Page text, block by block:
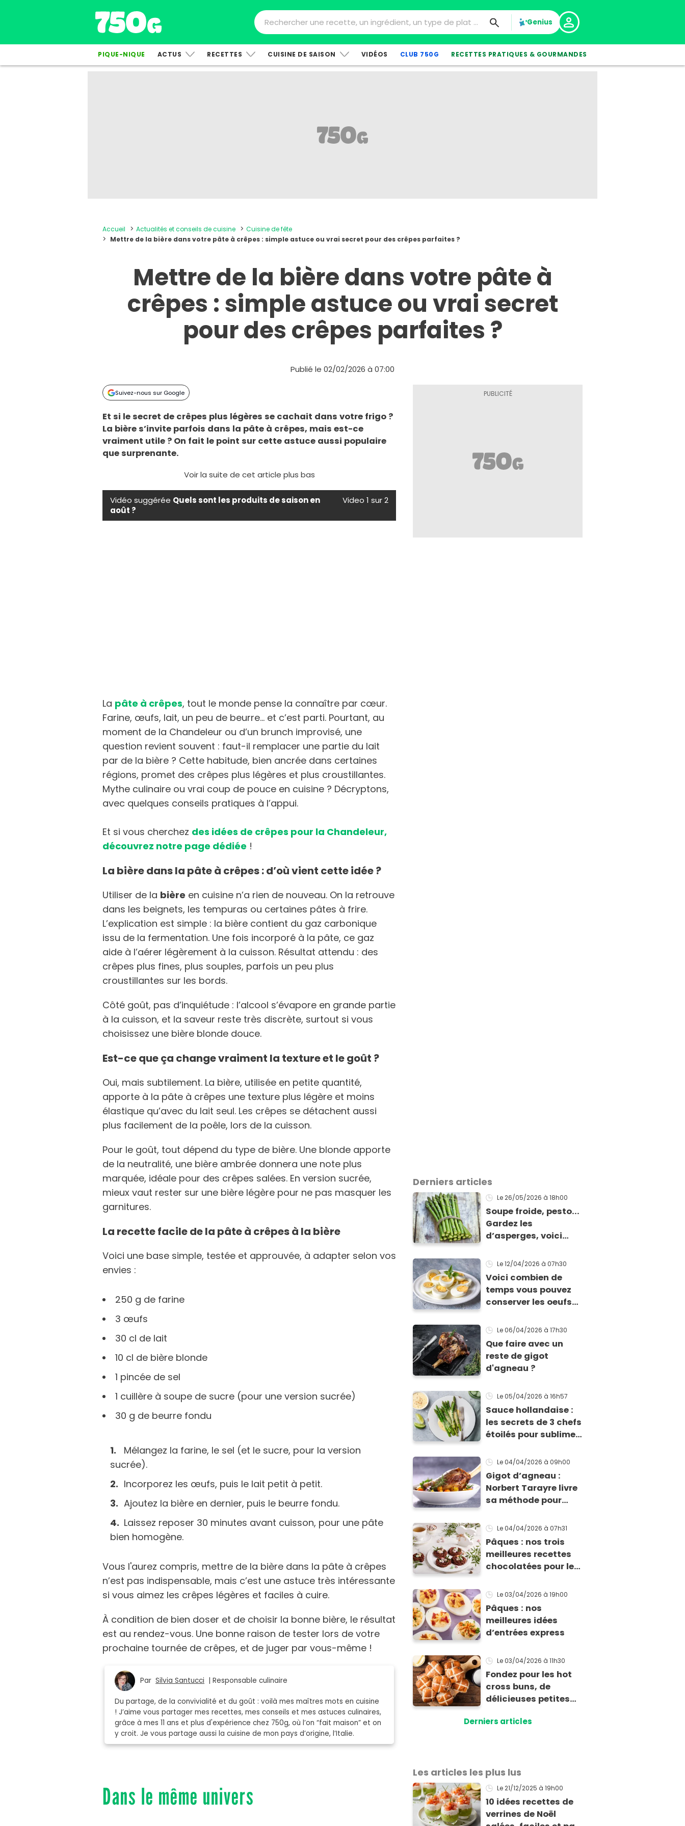
Genius
PIQUE-NIQUE ACTUS RECETTES CUISINE DE SAISON VIDÉOS CLUB 750G RECETTES PRATIQUES & GOURMANDES
Accueil Actualités et conseils de cuisine
Cuisine de fête
Mettre de la bière dans votre pâte à crêpes : simple astuce ou vrai secret pour des crêpes parfaites ?
Mettre de la bière dans votre pâte à
crêpes : simple astuce ou vrai secret
pour des crêpes parfaites ?
Publié le 02/02/2026 à 07:00
Suivez-nous sur Google
Et si le secret de crêpes plus légères se cachait dans votre frigo ?
La bière s’invite parfois dans la pâte à crêpes, mais est-ce
vraiment utile ? On fait le point sur cette astuce aussi populaire
que surprenante.
Voir la suite de cet article plus bas
Vidéo suggérée Quels sont les produits de saison en
août ?
Video 1 sur 2
La pâte à crêpes, tout le monde pense la connaître par cœur.
Farine, œufs, lait, un peu de beurre… et c’est parti. Pourtant, au
moment de la Chandeleur ou d’un brunch improvisé, une
question revient souvent : faut-il remplacer une partie du lait
par de la bière ? Cette habitude, bien ancrée dans certaines
régions, promet des crêpes plus légères et plus croustillantes.
Mythe culinaire ou vrai coup de pouce en cuisine ? Décryptons,
avec quelques conseils pratiques à l’appui.
Et si vous cherchez des idées de crêpes pour la Chandeleur,
découvrez notre page dédiée !
La bière dans la pâte à crêpes : d’où vient cette idée ?
Utiliser de la bière en cuisine n’a rien de nouveau. On la retrouve
dans les beignets, les tempuras ou certaines pâtes à frire.
L’explication est simple : la bière contient du gaz carbonique
issu de la fermentation. Une fois incorporé à la pâte, ce gaz
aide à l’aérer légèrement à la cuisson. Résultat attendu : des
crêpes plus fines, plus souples, parfois un peu plus
croustillantes sur les bords.
Côté goût, pas d’inquiétude : l’alcool s’évapore en grande partie
à la cuisson, et la saveur reste très discrète, surtout si vous
choisissez une bière blonde douce.
Est-ce que ça change vraiment la texture et le goût ?
Oui, mais subtilement. La bière, utilisée en petite quantité,
apporte à la pâte à crêpes une texture plus légère et moins
élastique qu’avec du lait seul. Les crêpes se détachent aussi
plus facilement de la poêle, lors de la cuisson.
Pour le goût, tout dépend du type de bière. Une blonde apporte
de la neutralité, une bière ambrée donnera une note plus
marquée, idéale pour des crêpes salées. En version sucrée,
mieux vaut rester sur une bière légère pour ne pas masquer les
garnitures.
La recette facile de la pâte à crêpes à la bière
Voici une base simple, testée et approuvée, à adapter selon vos
envies :
250 g de farine
3 œufs
30 cl de lait
10 cl de bière blonde
1 pincée de sel
1 cuillère à soupe de sucre (pour une version sucrée)
30 g de beurre fondu
Mélangez la farine, le sel (et le sucre, pour la version
sucrée).
Incorporez les œufs, puis le lait petit à petit.
Ajoutez la bière en dernier, puis le beurre fondu.
Laissez reposer 30 minutes avant cuisson, pour une pâte
bien homogène.
Vous l'aurez compris, mettre de la bière dans la pâte à crêpes
n’est pas indispensable, mais c’est une astuce très intéressante
si vous aimez les crêpes légères et faciles à cuire.
À condition de bien doser et de choisir la bonne bière, le résultat
est au rendez-vous. Une bonne raison de tester lors de votre
prochaine tournée de crêpes, et de juger par vous-même !
ParSilvia Santucci | Responsable culinaire
Du partage, de la convivialité et du goût : voilà mes maîtres mots en cuisine
! J’aime vous partager mes recettes, mes conseils et mes astuces culinaires,
grâce à mes 11 ans et plus d'expérience chez 750g, où l’on “fait maison” et on
y croit. Je vous partage aussi la cuisine de mon pays d’origine, l’Italie.
Dans le même univers
Derniers articles
Le 26/05/2026 à 18h00
Soupe froide, pesto...
Gardez les
d’asperges, voici
!
Le 12/04/2026 à 07h30
Voici combien de
temps vous pouvez
conserver les oeufs
cuisson
Le 06/04/2026 à 17h30
Que faire avec un
reste de gigot
d'agneau ?
Le 05/04/2026 à 16h57
Sauce hollandaise :
les secrets de 3 chefs
étoilés pour sublimer
Le 04/04/2026 à 09h00
Gigot d’agneau :
Norbert Tarayre livre
sa méthode pour
fondante et bien
parfumée
Le 04/04/2026 à 07h31
Pâques : nos trois
meilleures recettes
chocolatées pour le
Le 03/04/2026 à 19h00
Pâques : nos
meilleures idées
d’entrées express
Le 03/04/2026 à 11h30
Fondez pour les hot
cross buns, de
délicieuses petites
aux épices !
Derniers articles
Les articles les plus lus
Le 21/12/2025 à 19h00
10 idées recettes de
verrines de Noël